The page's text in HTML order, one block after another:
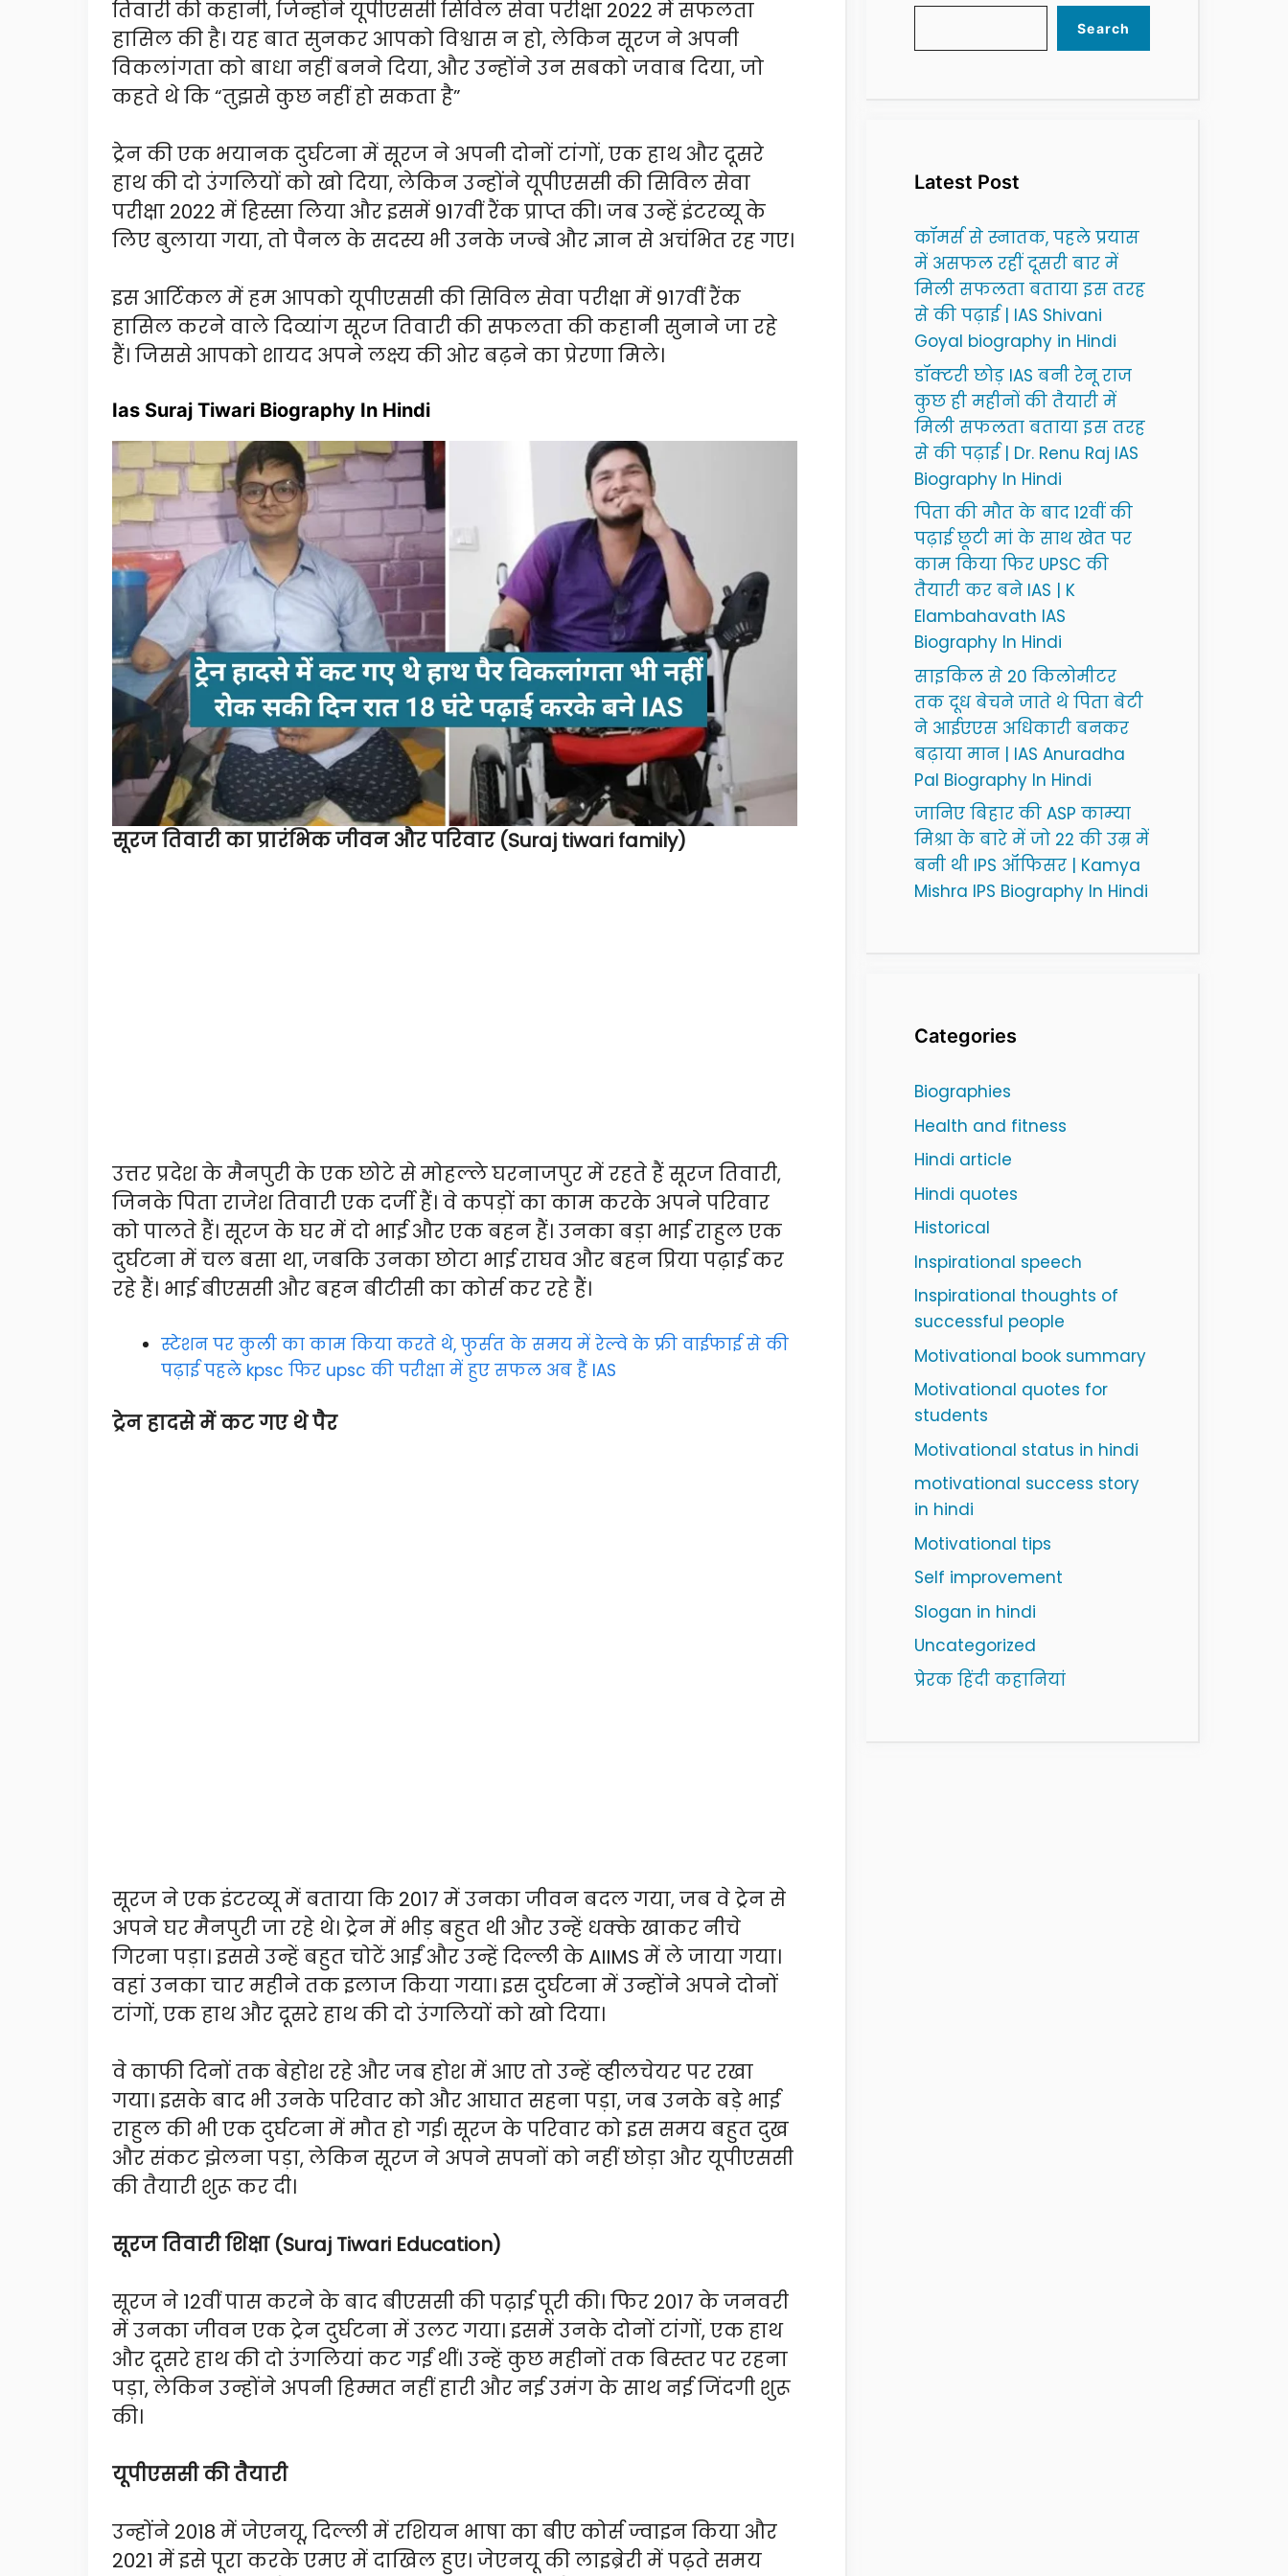
तिवारी की कहानी, जिन्होंने यूपीएससी सिविल सेवा परीक्षा 2022 में सफलता
हासिल की है। यह बात सुनकर आपको विश्वास न हो, लेकिन सूरज ने अपनी
विकलांगता को बाधा नहीं बनने दिया, और उन्होंने उन सबको जवाब दिया, जो
कहते थे कि “तुझसे कुछ नहीं हो सकता है”
ट्रेन की एक भयानक दुर्घटना में सूरज ने अपनी दोनों टांगों, एक हाथ और दूसरे
हाथ की दो उंगलियों को खो दिया, लेकिन उन्होंने यूपीएससी की सिविल सेवा
परीक्षा 2022 में हिस्सा लिया और इसमें 917वीं रैंक प्राप्त की। जब उन्हें इंटरव्यू के
लिए बुलाया गया, तो पैनल के सदस्य भी उनके जज्बे और ज्ञान से अचंभित रह गए।
इस आर्टिकल में हम आपको यूपीएससी की सिविल सेवा परीक्षा में 917वीं रैंक
हासिल करने वाले दिव्यांग सूरज तिवारी की सफलता की कहानी सुनाने जा रहे
हैं। जिससे आपको शायद अपने लक्ष्य की ओर बढ़ने का प्रेरणा मिले।
Ias Suraj Tiwari Biography In Hindi
सूरज तिवारी का प्रारंभिक जीवन और परिवार (Suraj tiwari family)
उत्तर प्रदेश के मैनपुरी के एक छोटे से मोहल्ले घरनाजपुर में रहते हैं सूरज तिवारी,
जिनके पिता राजेश तिवारी एक दर्जी हैं। वे कपड़ों का काम करके अपने परिवार
को पालते हैं। सूरज के घर में दो भाई और एक बहन हैं। उनका बड़ा भाई राहुल एक
दुर्घटना में चल बसा था, जबकि उनका छोटा भाई राघव और बहन प्रिया पढ़ाई कर
रहे हैं। भाई बीएससी और बहन बीटीसी का कोर्स कर रहे हैं।
स्टेशन पर कुली का काम किया करते थे, फुर्सत के समय में रेल्वे के फ्री वाईफाई से की
पढ़ाई पहले kpsc फिर upsc की परीक्षा में हुए सफल अब हैं IAS
ट्रेन हादसे में कट गए थे पैर
सूरज ने एक इंटरव्यू में बताया कि 2017 में उनका जीवन बदल गया, जब वे ट्रेन से
अपने घर मैनपुरी जा रहे थे। ट्रेन में भीड़ बहुत थी और उन्हें धक्के खाकर नीचे
गिरना पड़ा। इससे उन्हें बहुत चोटें आईं और उन्हें दिल्ली के AIIMS में ले जाया गया।
वहां उनका चार महीने तक इलाज किया गया। इस दुर्घटना में उन्होंने अपने दोनों
टांगों, एक हाथ और दूसरे हाथ की दो उंगलियों को खो दिया।
वे काफी दिनों तक बेहोश रहे और जब होश में आए तो उन्हें व्हीलचेयर पर रखा
गया। इसके बाद भी उनके परिवार को और आघात सहना पड़ा, जब उनके बड़े भाई
राहुल की भी एक दुर्घटना में मौत हो गई। सूरज के परिवार को इस समय बहुत दुख
और संकट झेलना पड़ा, लेकिन सूरज ने अपने सपनों को नहीं छोड़ा और यूपीएससी
की तैयारी शुरू कर दी।
सूरज तिवारी शिक्षा (Suraj Tiwari Education)
सूरज ने 12वीं पास करने के बाद बीएससी की पढ़ाई पूरी की। फिर 2017 के जनवरी
में उनका जीवन एक ट्रेन दुर्घटना में उलट गया। इसमें उनके दोनों टांगों, एक हाथ
और दूसरे हाथ की दो उंगलियां कट गईं थीं। उन्हें कुछ महीनों तक बिस्तर पर रहना
पड़ा, लेकिन उन्होंने अपनी हिम्मत नहीं हारी और नई उमंग के साथ नई जिंदगी शुरू
की।
यूपीएससी की तैयारी
उन्होंने 2018 में जेएनयू, दिल्ली में रशियन भाषा का बीए कोर्स ज्वाइन किया और
2021 में इसे पूरा करके एमए में दाखिल हुए। जेएनयू की लाइब्रेरी में पढ़ते समय
Search
Latest Post
कॉमर्स से स्नातक, पहले प्रयास
में असफल रहीं दूसरी बार में
मिली सफलता बताया इस तरह
से की पढ़ाई | IAS Shivani
Goyal biography in Hindi
डॉक्टरी छोड़ IAS बनी रेनू राज
कुछ ही महीनों की तैयारी में
मिली सफलता बताया इस तरह
से की पढ़ाई | Dr. Renu Raj IAS
Biography In Hindi
पिता की मौत के बाद 12वीं की
पढ़ाई छूटी मां के साथ खेत पर
काम किया फिर UPSC की
तैयारी कर बने IAS | K
Elambahavath IAS
Biography In Hindi
साइकिल से 20 किलोमीटर
तक दूध बेचने जाते थे पिता बेटी
ने आईएएस अधिकारी बनकर
बढ़ाया मान | IAS Anuradha
Pal Biography In Hindi
जानिए बिहार की ASP काम्या
मिश्रा के बारे में जो 22 की उम्र में
बनी थी IPS ऑफिसर | Kamya
Mishra IPS Biography In Hindi
Categories
Biographies
Health and fitness
Hindi article
Hindi quotes
Historical
Inspirational speech
Inspirational thoughts of
successful people
Motivational book summary
Motivational quotes for
students
Motivational status in hindi
motivational success story
in hindi
Motivational tips
Self improvement
Slogan in hindi
Uncategorized
प्रेरक हिंदी कहानियां